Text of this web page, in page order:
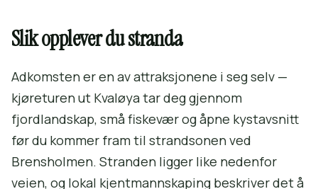
Slik opplever du stranda
Adkomsten er en av attraksjonene i seg selv —
kjøreturen ut Kvaløya tar deg gjennom
fjordlandskap, små fiskevær og åpne kystavsnitt
før du kommer fram til strandsonen ved
Brensholmen. Stranden ligger like nedenfor
veien, og lokal kjentmannskaping beskriver det å